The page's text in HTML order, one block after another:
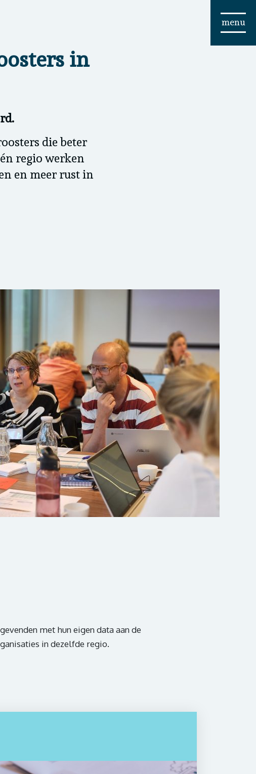
menu
in
die beter
regio werken
en meer rust in
met hun eigen data aan de
in dezelfde regio.